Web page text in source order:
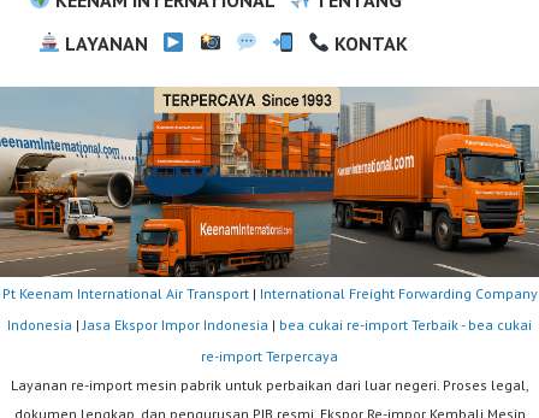
LAYANAN
KONTAK
Pt Keenam International Air Transport| International Freight Forwarding Company
Indonesia | Jasa Ekspor Impor Indonesia | bea cukai re-import Terbaik - bea cukai
re-import Terpercaya
Layanan re-import mesin pabrik untuk perbaikan dari luar negeri. Proses legal,
dokumen lengkap, dan pengurusan PIB resmi. Ekspor Re-impor Kembali Mesin